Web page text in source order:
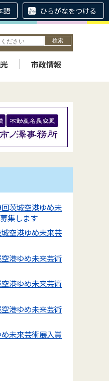
語 ひらがなをつける
市政情報
回茨城空港ゆめ未
集します
空港ゆめ未来芸
港ゆめ未来芸術
港ゆめ未来芸術
港ゆめ未来芸術
未来芸術展入賞